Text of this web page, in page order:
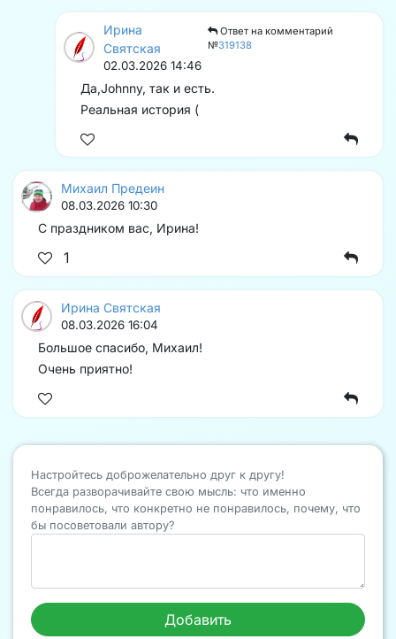
Ирина
Святская
Ответ на комментарий
№319138
02.03.2026 14:46
Да,Johnny, так и есть.
Реальная история (
Михаил Предеин
08.03.2026 10:30
С праздником вас, Ирина!
1
Ирина Святская
08.03.2026 16:04
Большое спасибо, Михаил!
Очень приятно!
Настройтесь доброжелательно друг к другу!
Всегда разворачивайте свою мысль: что именно
понравилось, что конкретно не понравилось, почему, что
бы посоветовали автору?